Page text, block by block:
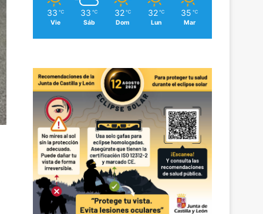
33 ℃
Vie
33 ℃
Sáb
32 ℃
Dom
32 ℃
Lun
35 ℃
Mar